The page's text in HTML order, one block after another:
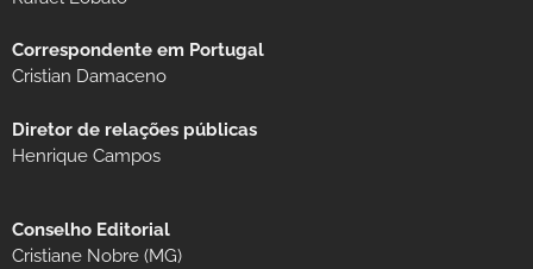
Correspondente em Portugal
Cristian Damaceno
Diretor de relações públicas
Henrique Campos
Conselho Editorial
Cristiane Nobre (MG)